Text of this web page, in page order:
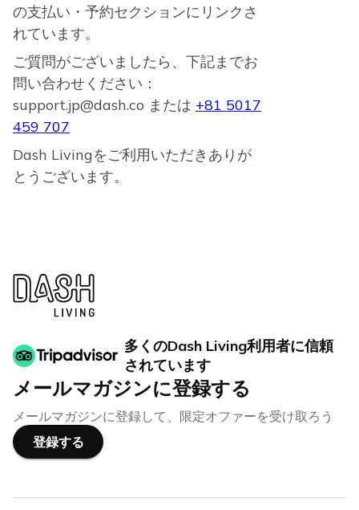
の支払い・予約セクションにリンクさ
れています。
ご質問がございましたら、下記までお
問い合わせください：
support.jp@dash.co または +81 5017
459 707
Dash Livingをご利用いただきありが
とうございます。
多くのDash Living利用者に信頼
されています
メールマガジンに登録する
メールマガジンに登録して、限定オファーを受け取ろう
登録する